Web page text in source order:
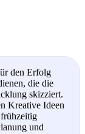
den Erfolg
die die
skizziert.
Kreative Ideen
und